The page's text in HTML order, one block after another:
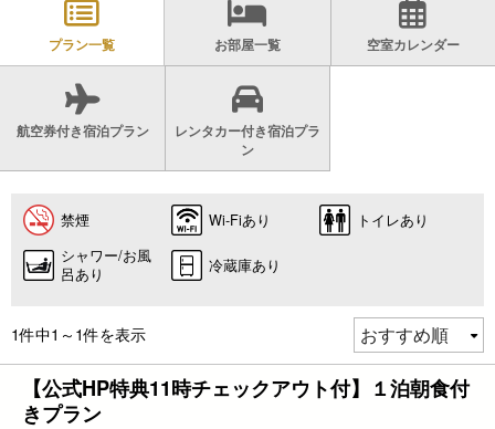
プラン一覧 お部屋一覧 空室カレンダー
航空券付き宿泊プラン
レンタカー付き宿泊プラ
ン
禁煙 Wi-Fiあり
トイレあり
シャワー/お風
呂あり
冷蔵庫あり
1件中1～1件を表示
【公式HP特典11時チェックアウト付】１泊朝食付
きプラン